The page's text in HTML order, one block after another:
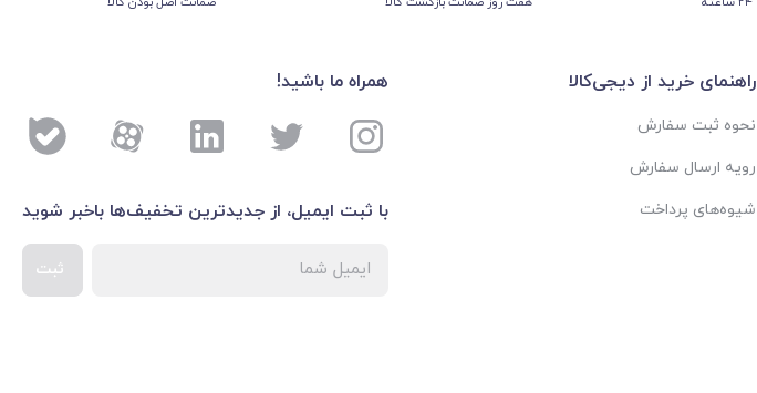
راهنمای خرید از دیجی‌کالا
نحوه ثبت سفارش
رویه ارسال سفارش
شیوه‌های پرداخت
همراه ما باشید!
با ثبت ایمیل، از جدید‌ترین تخفیف‌ها با‌خبر شوید
ثبت